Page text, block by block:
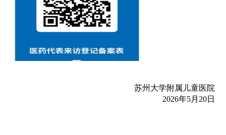
苏州大学附属儿童医院
2026年5月20日